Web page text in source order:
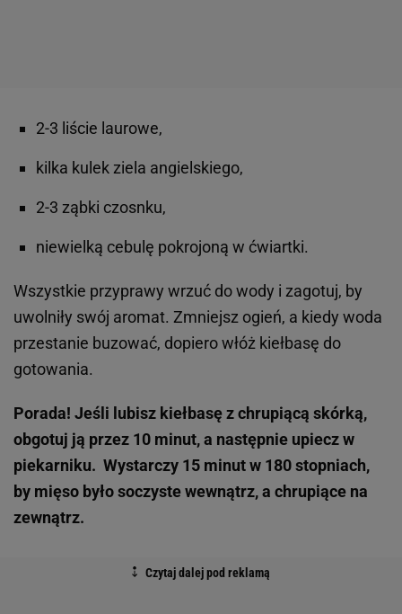
2-3 liście laurowe,
kilka kulek ziela angielskiego,
2-3 ząbki czosnku,
niewielką cebulę pokrojoną w ćwiartki.
Wszystkie przyprawy wrzuć do wody i zagotuj, by
uwolniły swój aromat. Zmniejsz ogień, a kiedy woda
przestanie buzować, dopiero włóż kiełbasę do
gotowania.
Porada! Jeśli lubisz kiełbasę z chrupiącą skórką,
obgotuj ją przez 10 minut, a następnie upiecz w
piekarniku. Wystarczy 15 minut w 180 stopniach,
by mięso było soczyste wewnątrz, a chrupiące na
zewnątrz.